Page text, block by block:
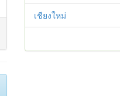
เชียงใหม่